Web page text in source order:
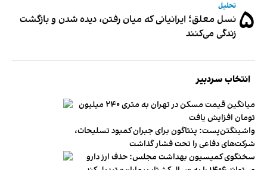
۵ تحلیل
نسل معلق؛ ایرانیانی که میان رفتن، دیده شدن و بازگشت
زندگی می‌کنند
انتخاب سردبیر
میانگین قیمت مسکن در تهران به متری ۲۴۰ میلیون
تومان افزایش یافت
واشینگتن‌پست: پنتاگون برای جبران کمبود تسلیحات،
شرکت‌های دفاعی را تحت فشار گذاشت
سخنگوی کمیسیون بهداشت مجلس: حذف ارز دارو